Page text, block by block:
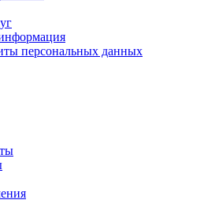
персональных данных